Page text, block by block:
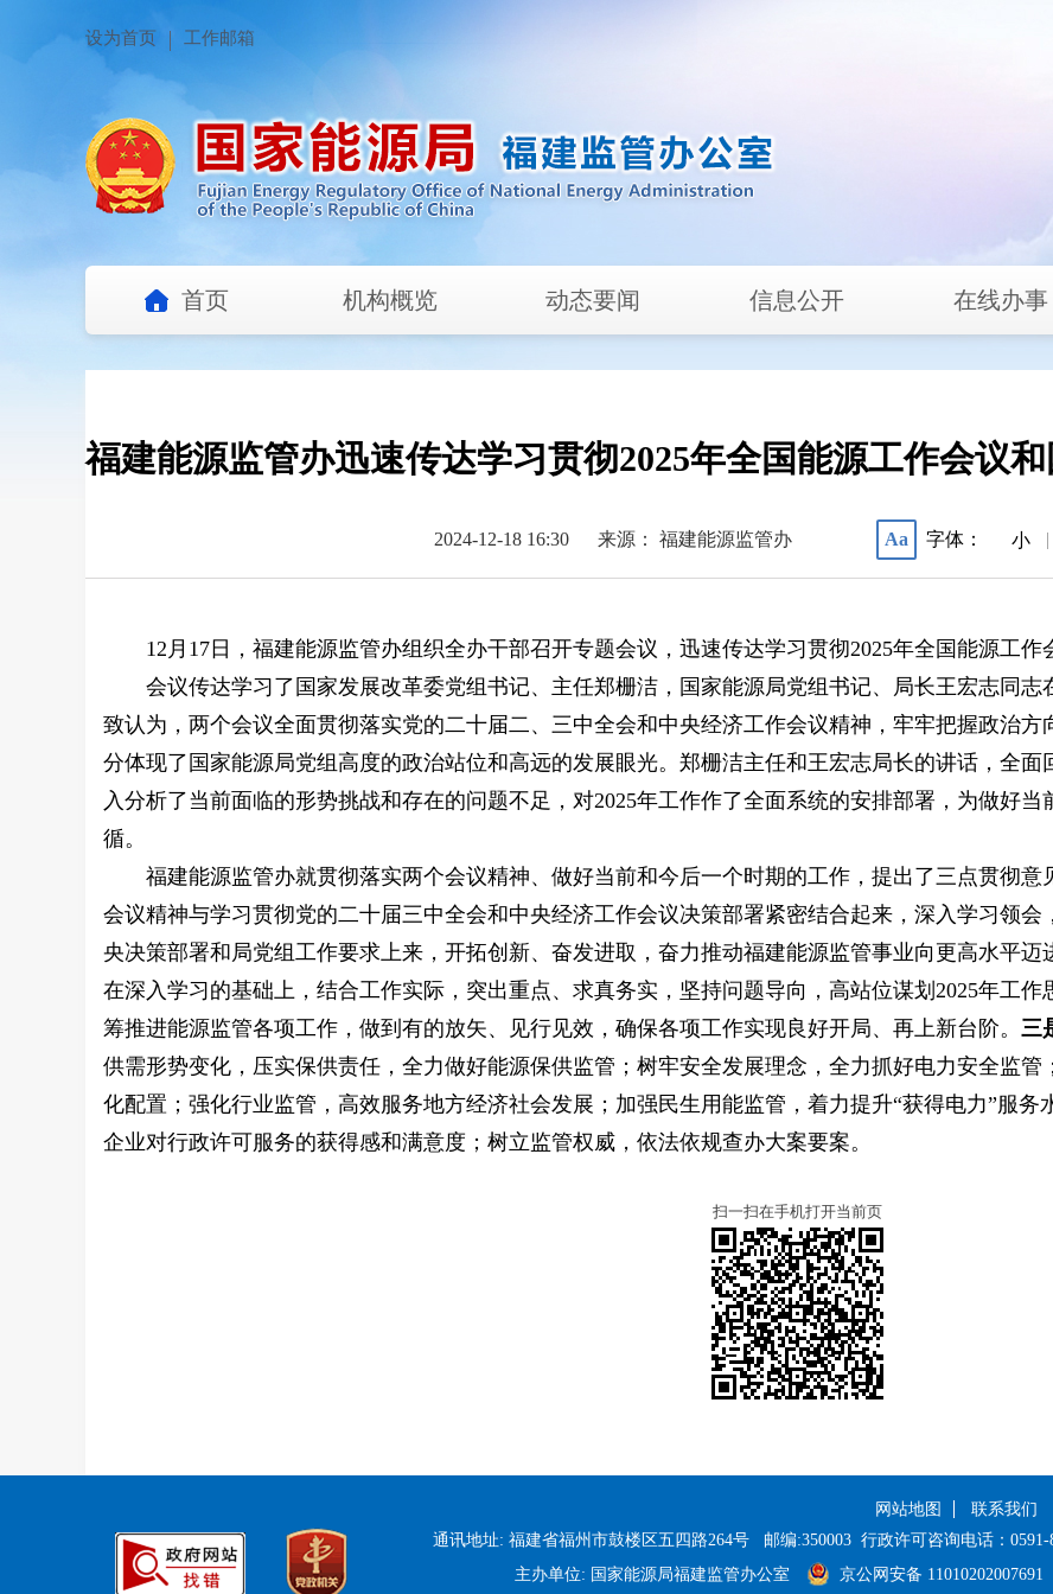
设为首页 工作邮箱
首页 机构概览 动态要闻 信息公开 在线办事
福建能源监管办迅速传达学习贯彻2025年全国能源工作会议
2024-12-18 16:30 来源： 福建能源监管办 Aa 字体： 小 |
12 月17日，福建能源监管办组织全办干部召开专题会议，迅速传达学习贯彻2025年全国能源工作
会议传达学习了国家发展改革委党组书记、主任郑栅洁，国家能源局党组书记、局长王宏志同
致认为，两个会议全面贯彻落实党的二十届二、三中全会和中央经济工作会议精神，牢牢把握政治
分体现了国家能源局党组高度的政治站位和高远的发展眼光。郑栅洁主任和王宏志局长的讲话，全
入分析了当前面临的形势挑战和存在的问题不足，对2025年工作作了全面系统的安排部署，为做好
循。
福建能源监管办就贯彻落实两个会议精神、做好当前和今后一个时期的工作，提出了三点贯彻意
会议精神与学习贯彻党的二十届三中全会和中央经济工作会议决策部署紧密结合起来，深入学习领
央决策部署和局党组工作要求上来，开拓创新、奋发进取，奋力推动福建能源监管事业向更高水平迈
在深入学习的基础上，结合工作实际，突出重点、求真务实，坚持问题导向，高站位谋划2025年工
筹推进能源监管各项工作，做到有的放矢、见行见效，确保各项工作实现良好开局、再上新台阶。 三
供需形势变化，压实保供责任，全力做好能源保供监管；树牢安全发展理念，全力抓好电力安全监
化配置；强化行业监管，高效服务地方经济社会发展；加强民生用能监管，着力提升“获得电力”服务
企业对行政许可服务的获得感和满意度；树立监管权威，依法依规查办大案要案。
扫一扫在手机打开当前页
网站地图
联系我们
通讯地址: 福建省福州市鼓楼区五四路264号
邮编:350003 行政许可咨询电话：0591-
主办单位: 国家能源局福建监管办公室
京公网安备 11010202007691